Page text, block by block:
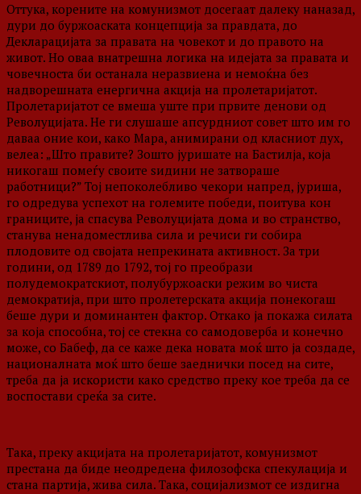
Оттука, корените на комунизмот досегаат далеку наназад,
дури до буржоаската концепција за правдата, до
Декларацијата за правата на човекот и до правото на
живот. Но оваа внатрешна логика на идејата за правата и
човечноста би останала неразвиена и немоќна без
надворешната енергична акција на пролетаријатот.
Пролетаријатот се вмеша уште при првите денови од
Револуцијата. Не ги слушаше апсурдниот совет што им го
даваа оние кои, како Мара, анимирани од класниот дух,
велеа: „Што правите? Зошто јуришате на Бастилја, која
никогаш помеѓу своите ѕидини не затвораше
работници?” Тој непоколебливо чекори напред, јуриша,
го одредува успехот на големите победи, поитува кон
границите, ја спасува Револуцијата дома и во странство,
станува ненадоместлива сила и речиси ги собира
плодовите од својата непрекината активност. За три
години, од 1789 до 1792, тој го преобрази
полудемократскиот, полубуржоаски режим во чиста
демократија, при што пролетерската акција понекогаш
беше дури и доминантен фактор. Откако ја покажа силата
за која способна, тој се стекна со самодоверба и конечно
може, со Бабеф, да се каже дека новата моќ што ја создаде,
националната моќ што беше заеднички посед на сите,
треба да ја искористи како средство преку кое треба да се
воспостави среќа за сите.
Така, преку акцијата на пролетаријатот, комунизмот
престана да биде неодредена филозофска спекулација и
стана партија, жива сила. Така, социјализмот се издигна